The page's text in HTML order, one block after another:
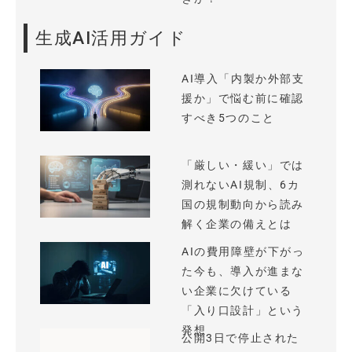
生成AI活用ガイド
AI導入「内製か外部支
援か」で悩む前に確認
すべき5つのこと
「厳しい・緩い」では
測れないAI規制、6カ
国の規制動向から読み
解く企業の備えとは
AIの費用障壁が下がっ
た今も、導入が進まな
い企業に欠けている
「入り口設計」という
発想
公開3日で停止された